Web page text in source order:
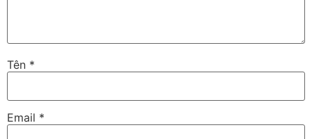
Tên *
Email *